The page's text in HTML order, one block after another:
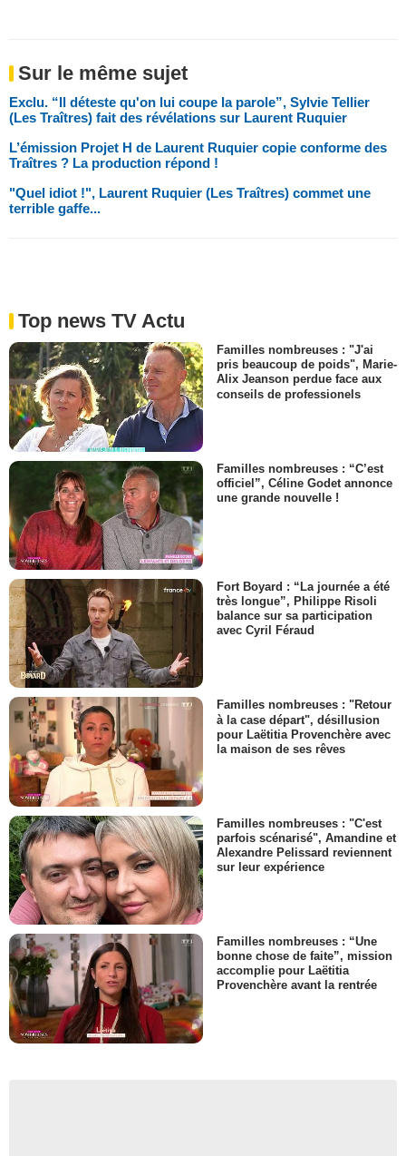
Sur le même sujet
Exclu. “Il déteste qu'on lui coupe la parole”, Sylvie Tellier
(Les Traîtres) fait des révélations sur Laurent Ruquier
L’émission Projet H de Laurent Ruquier copie conforme des
Traîtres ? La production répond !
"Quel idiot !", Laurent Ruquier (Les Traîtres) commet une
terrible gaffe...
Top news TV Actu
Familles nombreuses : "J'ai
pris beaucoup de poids", Marie-
Alix Jeanson perdue face aux
conseils de professionels
Familles nombreuses : “C’est
officiel”, Céline Godet annonce
une grande nouvelle !
Fort Boyard : “La journée a été
très longue”, Philippe Risoli
balance sur sa participation
avec Cyril Féraud
Familles nombreuses : "Retour
à la case départ", désillusion
pour Laëtitia Provenchère avec
la maison de ses rêves
Familles nombreuses : "C'est
parfois scénarisé", Amandine et
Alexandre Pelissard reviennent
sur leur expérience
Familles nombreuses : “Une
bonne chose de faite”, mission
accomplie pour Laëtitia
Provenchère avant la rentrée